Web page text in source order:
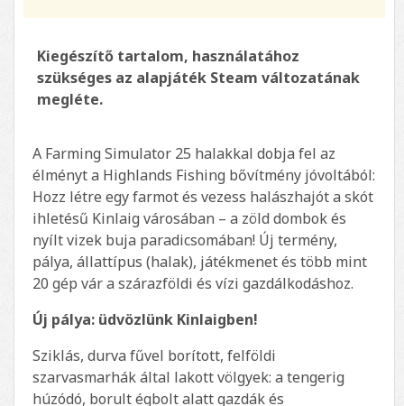
Kiegészítő tartalom, használatához
szükséges az alapjáték Steam változatának
megléte.
A Farming Simulator 25 halakkal dobja fel az
élményt a Highlands Fishing bővítmény jóvoltából:
Hozz létre egy farmot és vezess halászhajót a skót
ihletésű Kinlaig városában – a zöld dombok és
nyílt vizek buja paradicsomában! Új termény,
pálya, állattípus (halak), játékmenet és több mint
20 gép vár a szárazföldi és vízi gazdálkodáshoz.
Új pálya: üdvözlünk Kinlaigben!
Sziklás, durva fűvel borított, felföldi
szarvasmarhák által lakott völgyek: a tengerig
húzódó, borult égbolt alatt gazdák és